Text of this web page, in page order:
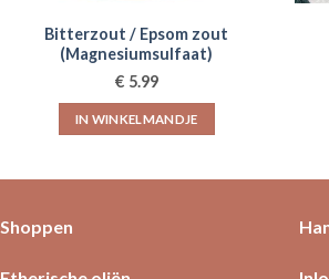
Bitterzout / Epsom zout
(Magnesiumsulfaat)
€ 5.99
IN WINKELMANDJE
Shoppen